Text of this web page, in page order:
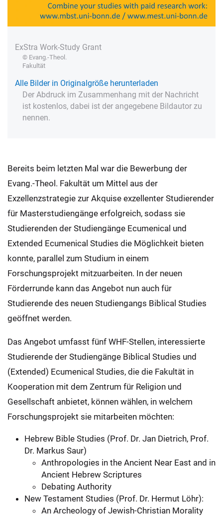
ExStra Work-Study Grant
© Evang.-Theol.
Fakultät
Alle Bilder in Originalgröße herunterladen
Der Abdruck im Zusammenhang mit der Nachricht
ist kostenlos, dabei ist der angegebene Bildautor zu
nennen.
Bereits beim letzten Mal war die Bewerbung der
Evang.-Theol. Fakultät um Mittel aus der
Exzellenzstrategie zur Akquise exzellenter Studierender
für Masterstudiengänge erfolgreich, sodass sie
Studierenden der Studiengänge Ecumenical und
Extended Ecumenical Studies die Möglichkeit bieten
konnte, parallel zum Studium in einem
Forschungsprojekt mitzuarbeiten. In der neuen
Förderrunde kann das Angebot nun auch für
Studierende des neuen Studiengangs Biblical Studies
geöffnet werden.
Das Angebot umfasst fünf WHF-Stellen, interessierte
Studierende der Studiengänge Biblical Studies und
(Extended) Ecumenical Studies, die die Fakultät in
Kooperation mit dem Zentrum für Religion und
Gesellschaft anbietet, können wählen, in welchem
Forschungsprojekt sie mitarbeiten möchten:
Hebrew Bible Studies (Prof. Dr. Jan Dietrich, Prof.
Dr. Markus Saur)
Anthropologies in the Ancient Near East and in
Ancient Hebrew Scriptures
Debating Authority
New Testament Studies (Prof. Dr. Hermut Löhr):
An Archeology of Jewish-Christian Morality